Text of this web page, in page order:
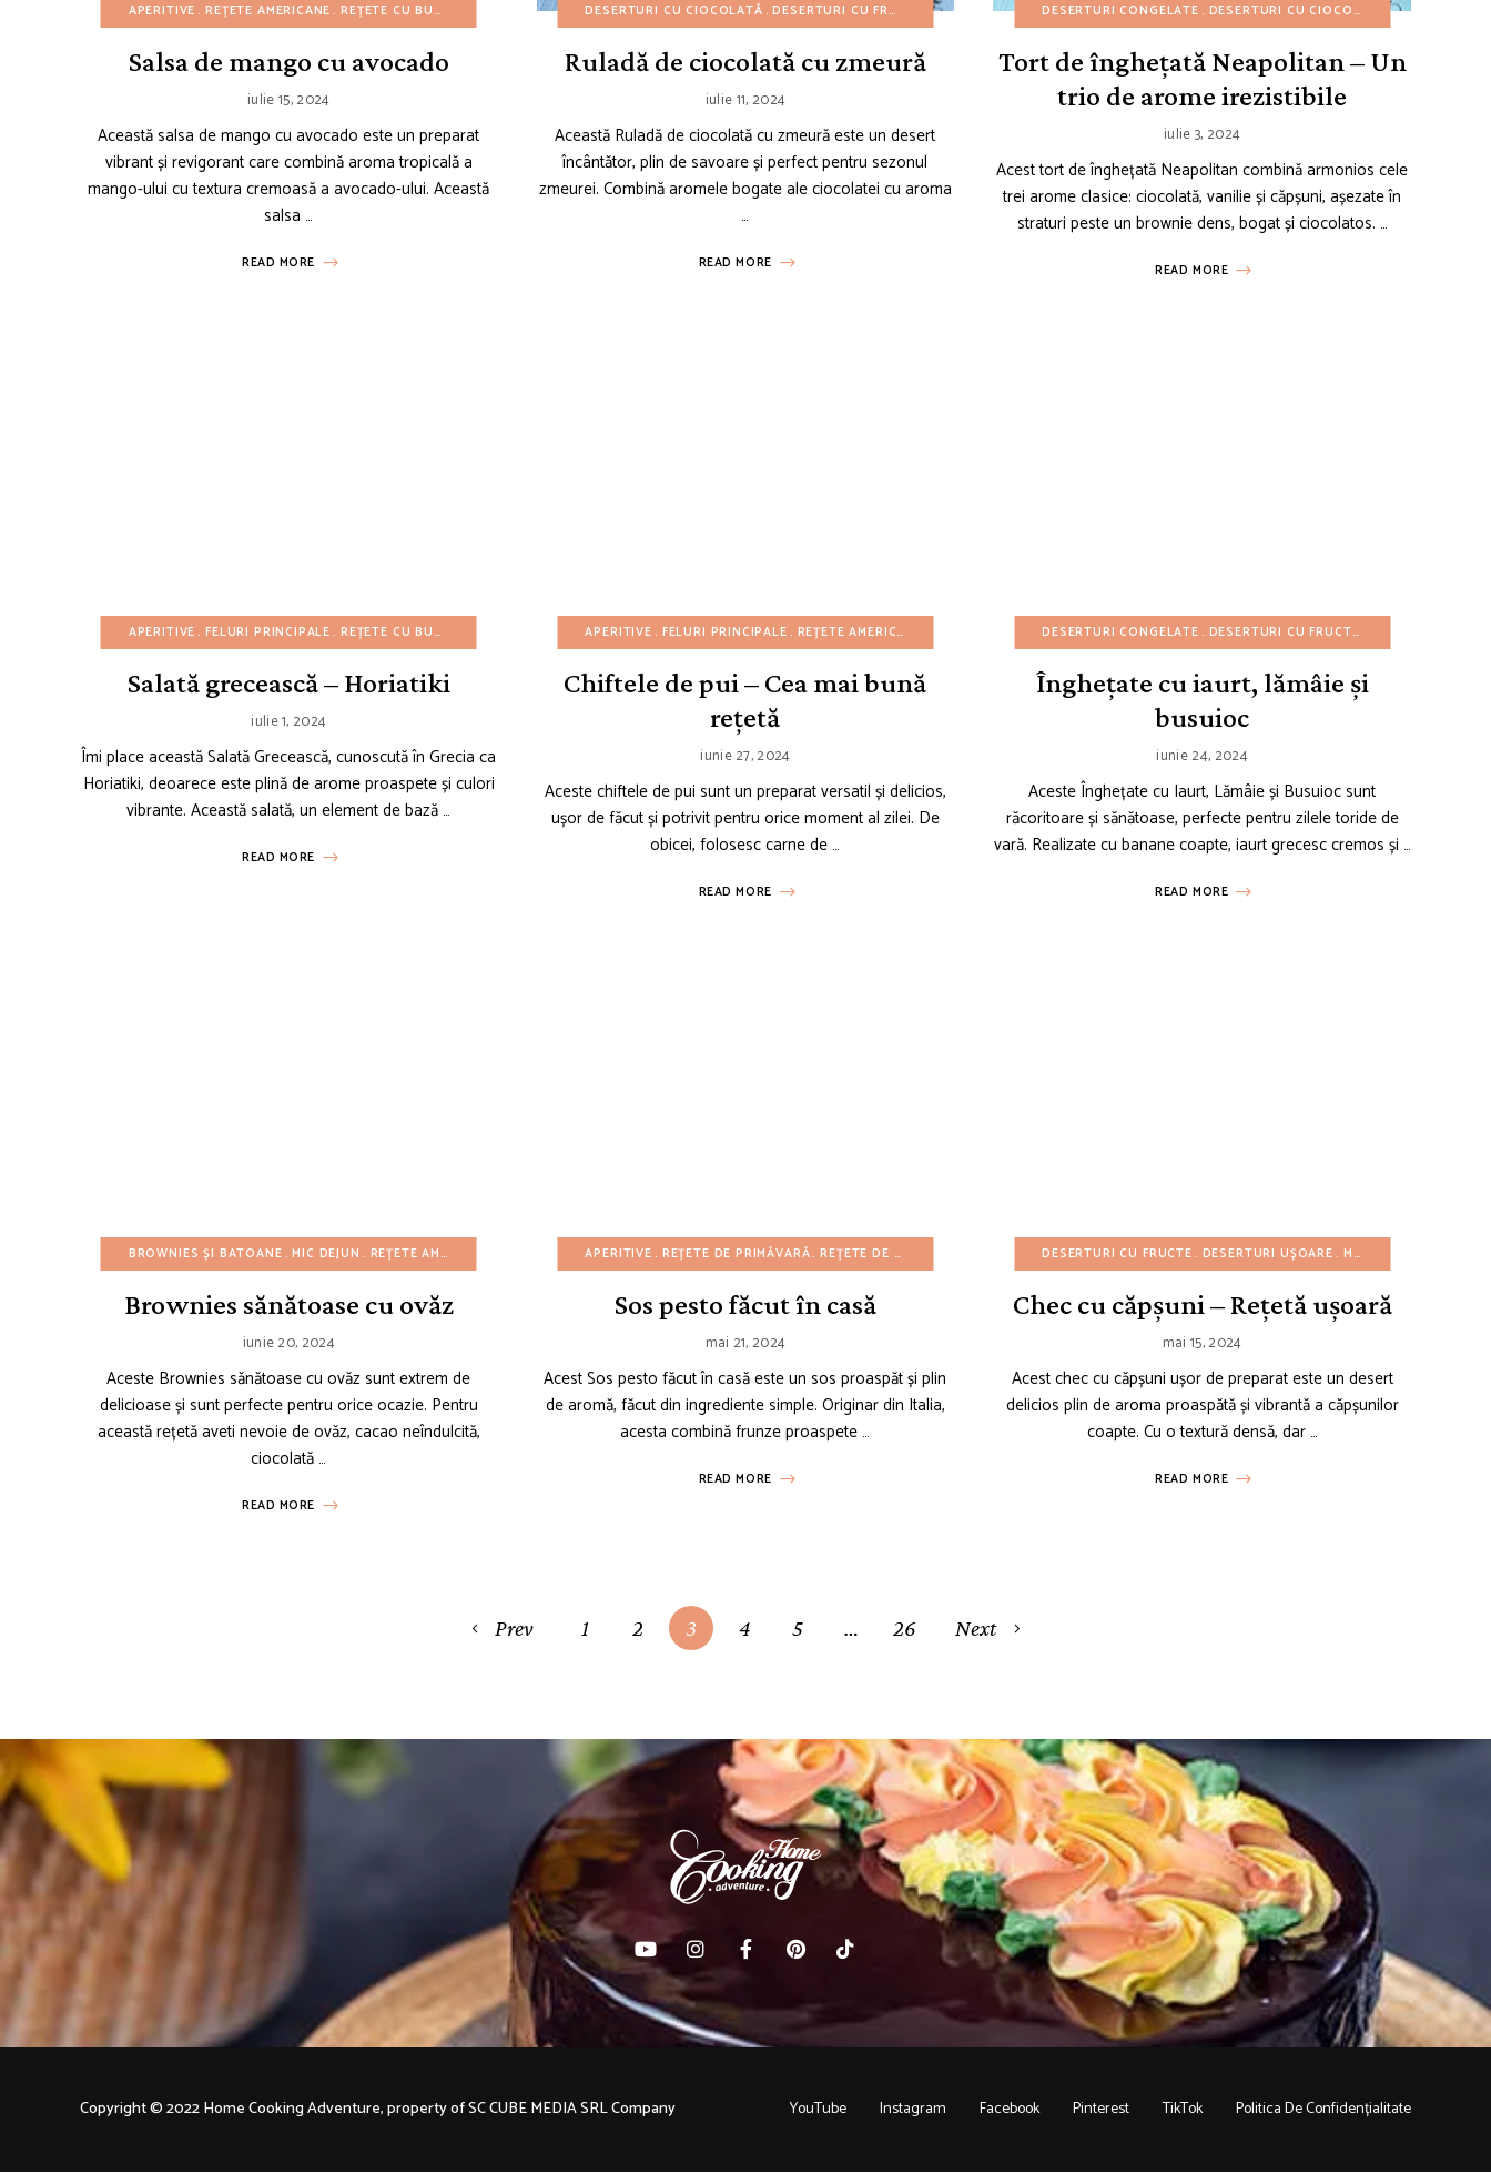
APERITIVE REȚETE AMERICANE REȚETE CU BUGET REDUS REȚETE DE 4 IULIE REȚETE DE VARĂ REȚETE GARNITURI REȚETE GATA ÎN 30 DE MINUTE SALATE
Salsa de mango cu avocado
iulie 15, 2024
Această salsa de mango cu avocado este un preparat
vibrant și revigorant care combină aroma tropicală a
mango-ului cu textura cremoasă a avocado-ului. Această
salsa …
READ MORE
DESERTURI CU CIOCOLATĂ DESERTURI CU FRUCTE DESERTURI UȘOARE REȚETE AMERICANE REȚETE DE 4 IULIE REȚETE DE PRĂJITURI
Ruladă de ciocolată cu zmeură
iulie 11, 2024
Această Ruladă de ciocolată cu zmeură este un desert
încântător, plin de savoare și perfect pentru sezonul
zmeurei. Combină aromele bogate ale ciocolatei cu aroma
…
READ MORE
DESERTURI CONGELATE DESERTURI CU CIOCOLATĂ DESERTURI
Tort de înghețată Neapolitan – Un
trio de arome irezistibile
iulie 3, 2024
Acest tort de înghețată Neapolitan combină armonios cele
trei arome clasice: ciocolată, vanilie și căpșuni, așezate în
straturi peste un brownie dens, bogat și ciocolatos. …
READ MORE
APERITIVE FELURI PRINCIPALE REȚETE CU BUGET REDUS REȚETE DE 4 IULIE REȚETE DE VARĂ REȚETE EUROPENE REȚETE FĂRĂ GLUTEN REȚETE FĂRĂ OUĂ REȚETE FĂRĂ ZAHĂR REȚETE GARNITURI
Salată grecească – Horiatiki
iulie 1, 2024
Îmi place această Salată Grecească, cunoscută în Grecia ca
Horiatiki, deoarece este plină de arome proaspete și culori
vibrante. Această salată, un element de bază …
READ MORE
APERITIVE FELURI PRINCIPALE REȚETE AMERICANE REȚETE CU BUGET REDUS REȚETE CU CARTOFI REȚETE DE 4 IULIE
Chiftele de pui – Cea mai bună
rețetă
iunie 27, 2024
Aceste chiftele de pui sunt un preparat versatil și delicios,
ușor de făcut și potrivit pentru orice moment al zilei. De
obicei, folosesc carne de …
READ MORE
DESERTURI CONGELATE DESERTURI CU FRUCTE
Înghețate cu iaurt, lămâie și
busuioc
iunie 24, 2024
Aceste Înghețate cu Iaurt, Lămâie și Busuioc sunt
răcoritoare și sănătoase, perfecte pentru zilele toride de
vară. Realizate cu banane coapte, iaurt grecesc cremos și …
READ MORE
BROWNIES ȘI BATOANE MIC DEJUN REȚETE AMERICANE REȚETE CU BUGET REDUS REȚETE DE 4 IULIE REȚETE DE GUSTĂRI REȚETE DE IARNĂ REȚETE DE PRĂJITURI REȚETE DE PRIMĂVARĂ
Brownies sănătoase cu ovăz
iunie 20, 2024
Aceste Brownies sănătoase cu ovăz sunt extrem de
delicioase și sunt perfecte pentru orice ocazie. Pentru
această rețetă aveti nevoie de ovăz, cacao neîndulcită,
ciocolată …
READ MORE
APERITIVE REȚETE DE PRIMĂVARĂ REȚETE DE VARĂ REȚETE GATA ÎN 30 DE MINUTE REȚETE ITALIENE REȚETE PENTRU ZIUA DE
Sos pesto făcut în casă
mai 21, 2024
Acest Sos pesto făcut în casă este un sos proaspăt și plin
de aromă, făcut din ingrediente simple. Originar din Italia,
acesta combină frunze proaspete …
READ MORE
DESERTURI CU FRUCTE DESERTURI UȘOARE MIC DEJUN
Chec cu căpșuni – Rețetă ușoară
mai 15, 2024
Acest chec cu căpșuni ușor de preparat este un desert
delicios plin de aroma proaspătă și vibrantă a căpșunilor
coapte. Cu o textură densă, dar …
READ MORE
Prev 1 2 3 4 5 … 26 Next
YouTube Instagram Facebook Pinterest TikTok Politica De Confidențialitate
Copyright © 2022 Home Cooking Adventure, property of SC CUBE MEDIA SRL Company